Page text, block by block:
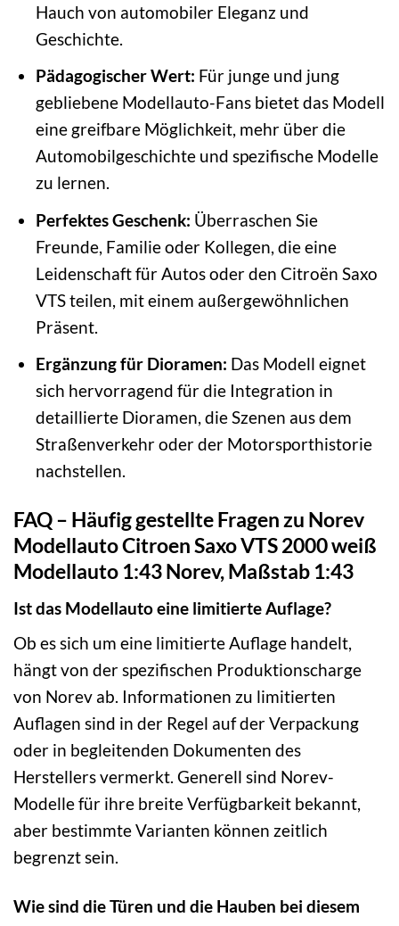
Hauch von automobiler Eleganz und
Geschichte.
Pädagogischer Wert: Für junge und jung
gebliebene Modellauto-Fans bietet das Modell
eine greifbare Möglichkeit, mehr über die
Automobilgeschichte und spezifische Modelle
zu lernen.
Perfektes Geschenk: Überraschen Sie
Freunde, Familie oder Kollegen, die eine
Leidenschaft für Autos oder den Citroën Saxo
VTS teilen, mit einem außergewöhnlichen
Präsent.
Ergänzung für Dioramen: Das Modell eignet
sich hervorragend für die Integration in
detaillierte Dioramen, die Szenen aus dem
Straßenverkehr oder der Motorsporthistorie
nachstellen.
FAQ – Häufig gestellte Fragen zu Norev
Modellauto Citroen Saxo VTS 2000 weiß
Modellauto 1:43 Norev, Maßstab 1:43
Ist das Modellauto eine limitierte Auflage?
Ob es sich um eine limitierte Auflage handelt,
hängt von der spezifischen Produktionscharge
von Norev ab. Informationen zu limitierten
Auflagen sind in der Regel auf der Verpackung
oder in begleitenden Dokumenten des
Herstellers vermerkt. Generell sind Norev-
Modelle für ihre breite Verfügbarkeit bekannt,
aber bestimmte Varianten können zeitlich
begrenzt sein.
Wie sind die Türen und die Hauben bei diesem